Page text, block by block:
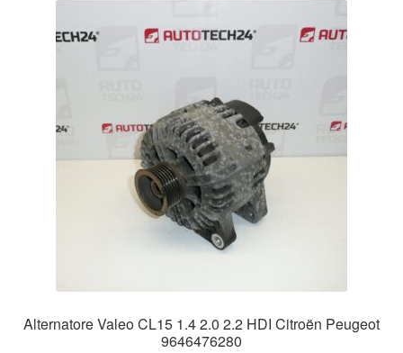
Alternatore Valeo CL15 1.4 2.0 2.2 HDI Citroën Peugeot
9646476280